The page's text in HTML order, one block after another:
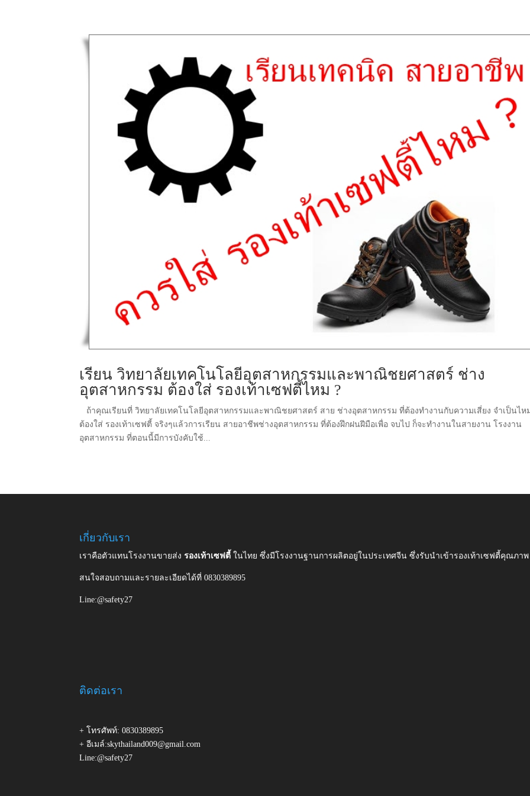
เรียน วิทยาลัยเทคโนโลยีอุตสาหกรรมและพาณิชยศาสตร์ ช่าง
อุตสาหกรรม ต้องใส่ รองเท้าเซฟตี้ไหม ?
ถ้าคุณเรียนที่ วิทยาลัยเทคโนโลยีอุตสาหกรรมและพาณิชยศาสตร์ สาย ช่างอุตสาหกรรม ที่ต้องทำงานกับความเสี่ยง จำเป็นไห
ต้องใส่ รองเท้าเซฟตี้ จริงๆแล้วการเรียน สายอาชีพช่างอุตสาหกรรม ที่ต้องฝึกฝนฝีมือเพื่อ จบไป ก็จะทำงานในสายงาน โรงงาน
อุตสาหกรรม ที่ตอนนี้มีการบังคับใช้...
เกี่ยวกับเรา
เราคือตัวแทนโรงงานขายส่งรองเท้าเซฟตี้ในไทย ซึ่งมีโรงงานฐานการผลิตอยู่ในประเทศจีน ซึ่งรับนำเข้ารองเท้าเซฟตี้คุณภ
สนใจสอบถามและรายละเอียดได้ที่ 0830389895
Line:@safety27
ติดต่อเรา
+ โทรศัพท์: 0830389895
+ อีเมล์:skythailand009@gmail.com
Line:@safety27